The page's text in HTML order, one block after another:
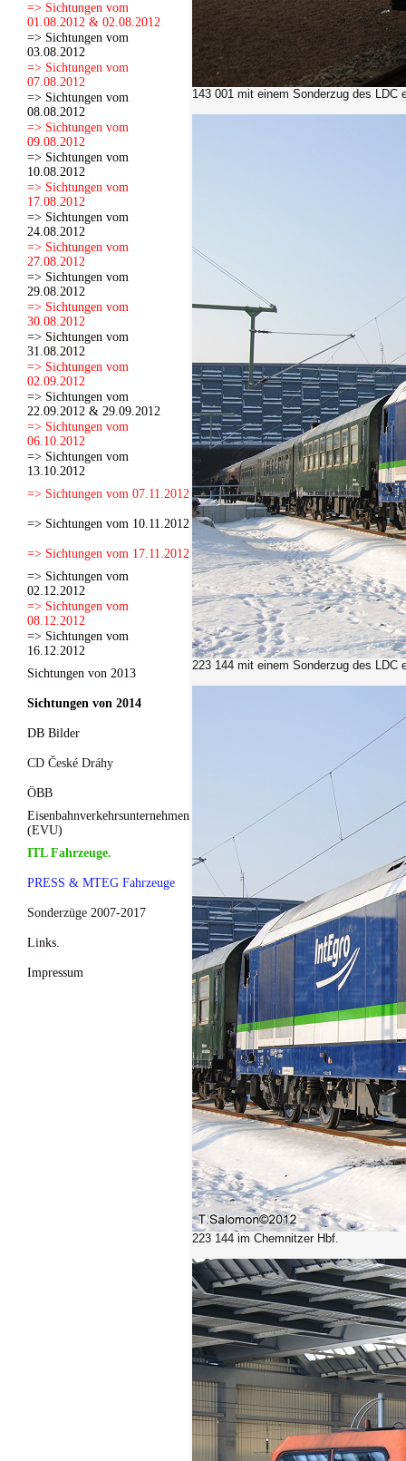
=> Sichtungen vom
01.08.2012 & 02.08.2012
=> Sichtungen vom
03.08.2012
=> Sichtungen vom
07.08.2012
=> Sichtungen vom
08.08.2012
=> Sichtungen vom
09.08.2012
=> Sichtungen vom
10.08.2012
=> Sichtungen vom
17.08.2012
=> Sichtungen vom
24.08.2012
=> Sichtungen vom
27.08.2012
=> Sichtungen vom
29.08.2012
=> Sichtungen vom
30.08.2012
=> Sichtungen vom
31.08.2012
=> Sichtungen vom
02.09.2012
=> Sichtungen vom
22.09.2012 & 29.09.2012
=> Sichtungen vom
06.10.2012
=> Sichtungen vom
13.10.2012
=> Sichtungen vom 07.11.2012
=> Sichtungen vom 10.11.2012
=> Sichtungen vom 17.11.2012
=> Sichtungen vom
02.12.2012
=> Sichtungen vom
08.12.2012
=> Sichtungen vom
16.12.2012
Sichtungen von 2013
Sichtungen von 2014
DB Bilder
CD České Dráhy
ÖBB
Eisenbahnverkehrsunternehmen
(EVU)
ITL Fahrzeuge.
PRESS & MTEG Fahrzeuge
Sonderzüge 2007-2017
Links.
Impressum
143 001 mit einem Sonderzug des LDC
223 144 mit einem Sonderzug des LDC
223 144 im Chemnitzer Hbf.